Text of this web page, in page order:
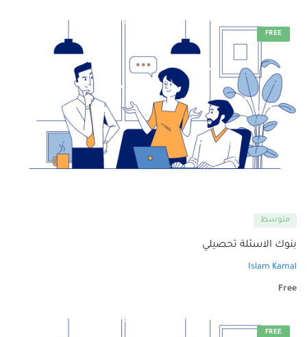
FREE
متوسط
بنوك الاسئلة تحصيلي
Islam Kamal
Free
FREE